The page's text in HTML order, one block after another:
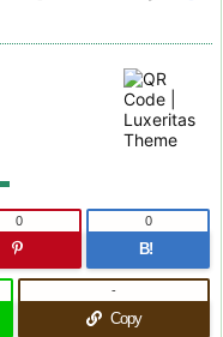
0
B!
0
Copy
-